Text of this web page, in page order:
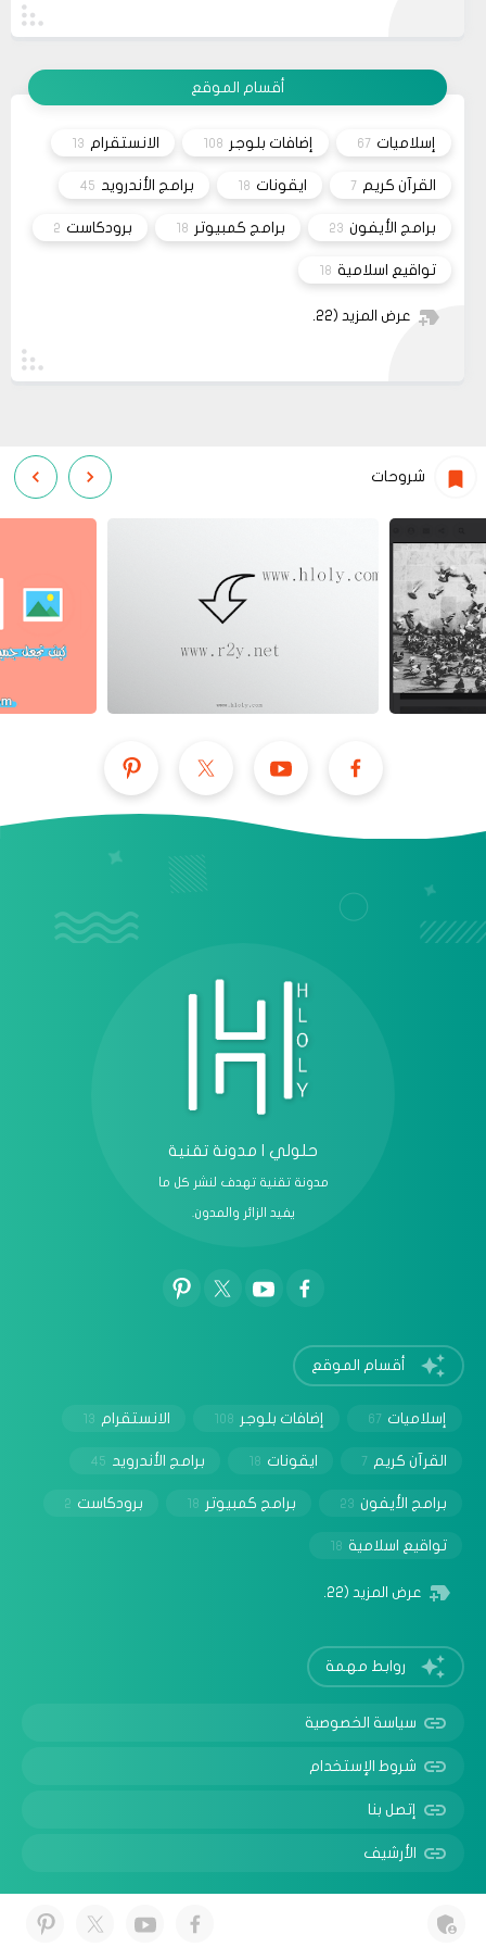
مشاركة
ليس هناك أي موقع لشراء القالب مثل خمسات أو
كفيل..، كما أنه ليس هناك مكان للتواصل عبر الفيسبوك
أقسام الموقع
إسلاميات 67 إضافات بلوجر 108 الانستقرام 13
القرآن كريم 7 ايقونات 18 برامج الأندرويد 45
برامج الأيفون 23 برامج كمبيوتر 18 برودكاست 2
تواقيع اسلامية 18
عرض المزيد (22)
شروحات
حلولي | مدونة تقنية
مدونة تقنية تهدف لنشر كل ما
يفيد الزائر والمدون.
أقسام الموقع
إسلاميات 67 إضافات بلوجر 108 الانستقرام 13
القرآن كريم 7 ايقونات 18 برامج الأندرويد 45
برامج الأيفون 23 برامج كمبيوتر 18 برودكاست 2
تواقيع اسلامية 18
عرض المزيد (22)
روابط مهمة
سياسة الخصوصية
شروط الإستخدام
إتصل بنا
الأرشيف
حلولي | مدونة تقنية